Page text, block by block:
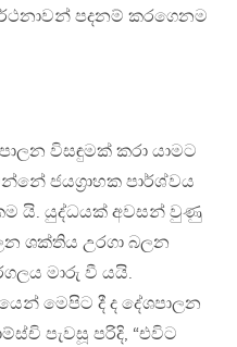
පදනම් කරගෙනම
විසඳුමක් කරා යාමට
ජයග්‍රාහක පාර්ශ්වය
යි. යුද්ධයක් අවසන් වුණු
ශක්තිය උරගා බලන
මාරු වී යයි.
මෙපිට දී ද දේශපාලන
පැවසූ පරිදි, “එවිට